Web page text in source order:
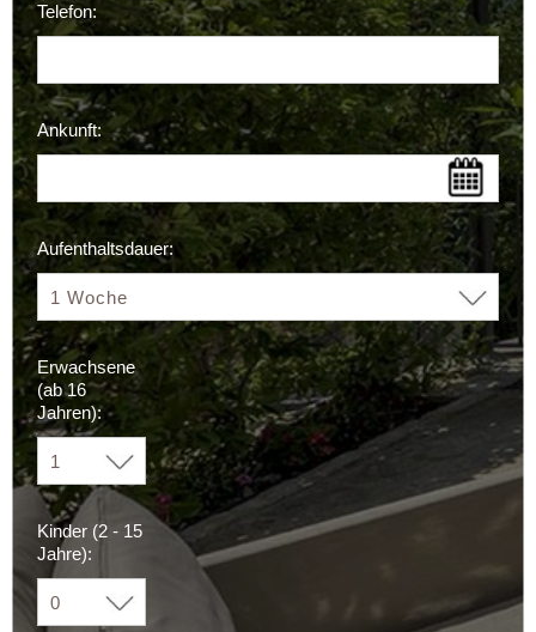
Telefon:
Ankunft:
Aufenthaltsdauer:
Erwachsene
(ab 16
Jahren):
Kinder (2 - 15
Jahre):